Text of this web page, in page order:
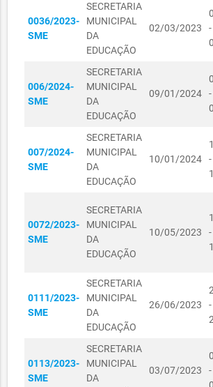
EDUCAÇÃO
22050021/2023
SECRETARIA
MUNICIPAL
EDUCAÇÃO
22050022/2023
SECRETARIA
MUNICIPAL
EDUCAÇÃO
22050023/2023
SECRETARIA
MUNICIPAL
EDUCAÇÃO
01060062/2023
SECRETARIA
DA
01/06/
01060063/2023
SECRETARIA
MUNICIPAL
DA
01/06/
01060065/2023
SECRETARIA
MUNICIPAL
01/06/
0036/2023-
SME
SECRETARIA
MUNICIPAL
DA
EDUCAÇÃO
02/03/2023
-
006/2024-
SME
SECRETARIA
MUNICIPAL
DA
EDUCAÇÃO
09/01/2024
-
007/2024-
SME
SECRETARIA
MUNICIPAL
DA
EDUCAÇÃO
10/01/2024
-
0072/2023-
SME
SECRETARIA
MUNICIPAL
DA
EDUCAÇÃO
10/05/2023
-
0111/2023-
SME
SECRETARIA
MUNICIPAL
DA
EDUCAÇÃO
26/06/2023
-
0113/2023-
SME
SECRETARIA
MUNICIPAL
DA
03/07/2023
-